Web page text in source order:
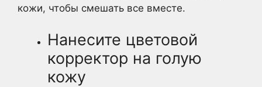
кожи, чтобы смешать все вместе.
Нанесите цветовой
корректор на голую
кожу